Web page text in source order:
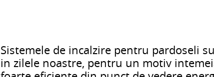
Sistemele de incalzire pentru pardoseli
in zilele noastre, pentru un motiv